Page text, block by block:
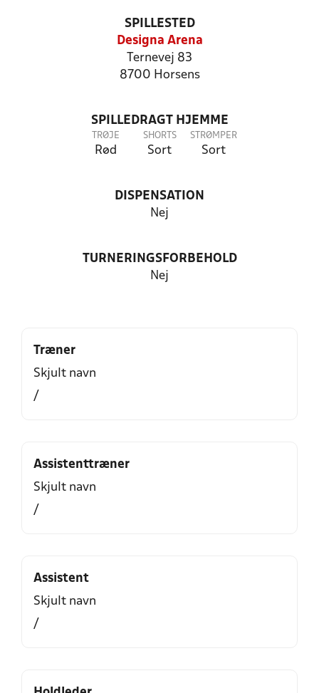
SPILLESTED
Designa Arena
Ternevej 83
8700 Horsens
SPILLEDRAGT HJEMME
TRØJE
Rød
SHORTS
Sort
STRØMPER
Sort
DISPENSATION
Nej
TURNERINGSFORBEHOLD
Nej
Træner
Skjult navn
/
Assistenttræner
Skjult navn
/
Assistent
Skjult navn
/